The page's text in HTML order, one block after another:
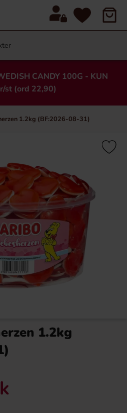
CANDY 100G - KUN
st (ord 22,90)
1.2kg (BF:2026-08-31)
×
-9%
218.99 kr
1.2kg